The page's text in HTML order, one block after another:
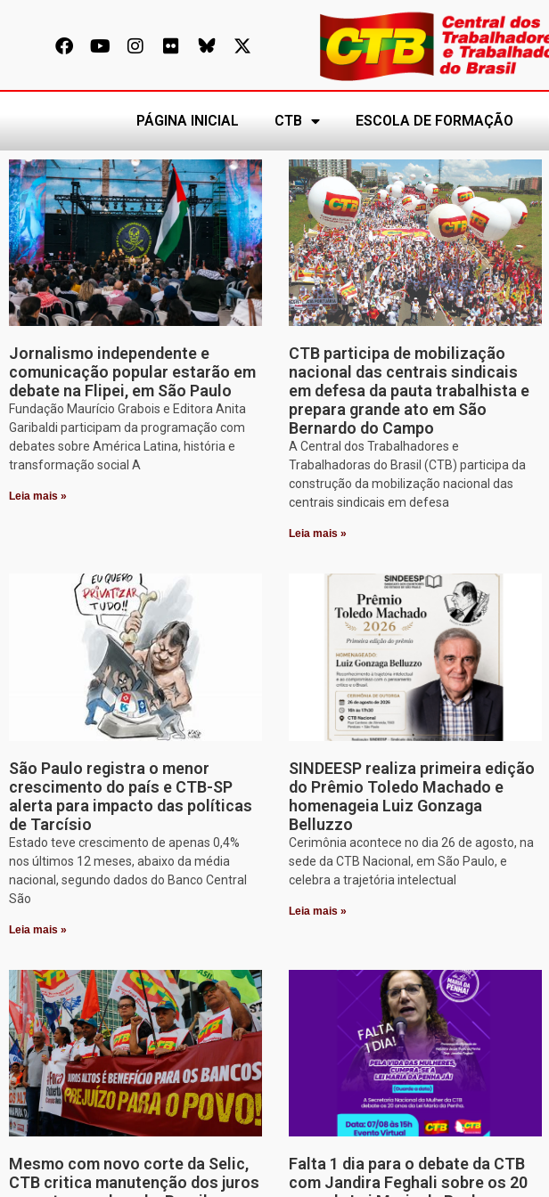
PÁGINA INICIAL CTB ESCOLA DE FORMAÇÃO
Jornalismo independente e
comunicação popular estarão em
debate na Flipei, em São Paulo
Fundação Maurício Grabois e Editora Anita
Garibaldi participam da programação com
debates sobre América Latina, história e
transformação social A
Leia mais »
CTB participa de mobilização
nacional das centrais sindicais
em defesa da pauta trabalhista e
prepara grande ato em São
Bernardo do Campo
A Central dos Trabalhadores e
Trabalhadoras do Brasil (CTB) participa da
construção da mobilização nacional das
centrais sindicais em defesa
Leia mais »
São Paulo registra o menor
crescimento do país e CTB-SP
alerta para impacto das políticas
de Tarcísio
Estado teve crescimento de apenas 0,4%
nos últimos 12 meses, abaixo da média
nacional, segundo dados do Banco Central
São
Leia mais »
SINDEESP realiza primeira edição
do Prêmio Toledo Machado e
homenageia Luiz Gonzaga
Belluzzo
Cerimônia acontece no dia 26 de agosto, na
sede da CTB Nacional, em São Paulo, e
celebra a trajetória intelectual
Leia mais »
Mesmo com novo corte da Selic,
CTB critica manutenção dos juros
Falta 1 dia para o debate da CTB
com Jandira Feghali sobre os 20